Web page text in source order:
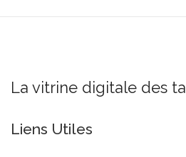
La vitrine digitale des
Liens Utiles